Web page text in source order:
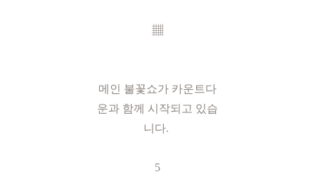
▦
메인 불꽃쇼가 카운트다
운과 함께 시작되고 있습
니다.
5